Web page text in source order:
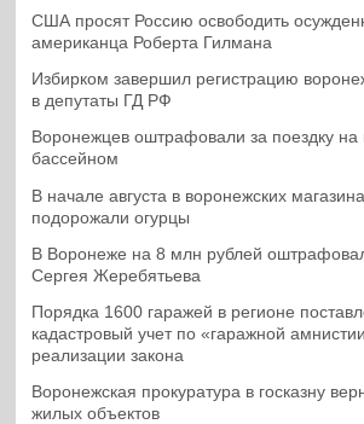
США просят Россию освободить
американца Роберта Гилмана
Избирком завершил регистрацию
в депутаты ГД РФ
Воронежцев оштрафовали за поездку на
бассейном
В начале августа в воронежских
подорожали огурцы
В Воронеже на 8 млн рублей
Сергея Жеребятьева
Порядка 1600 гаражей в регионе
кадастровый учет по «гаражной
реализации закона
Воронежская прокуратура в госказну
жилых объектов